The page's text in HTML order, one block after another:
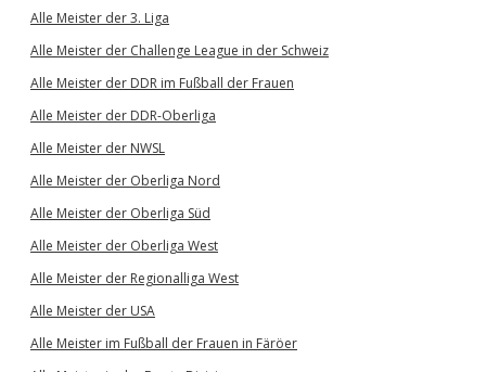
Alle Meister der 3. Liga
Alle Meister der Challenge League in der Schweiz
Alle Meister der DDR im Fußball der Frauen
Alle Meister der DDR-Oberliga
Alle Meister der NWSL
Alle Meister der Oberliga Nord
Alle Meister der Oberliga Süd
Alle Meister der Oberliga West
Alle Meister der Regionalliga West
Alle Meister der USA
Alle Meister im Fußball der Frauen in Färöer